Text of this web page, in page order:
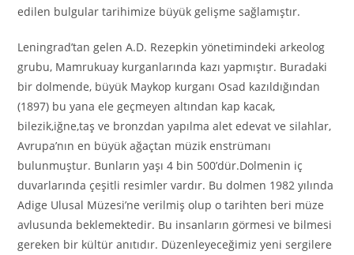
edilen bulgular tarihimize büyük gelişme sağlamıştır.
Leningrad’tan gelen A.D. Rezepkin yönetimindeki arkeolog
grubu, Mamrukuay kurganlarında kazı yapmıştır. Buradaki
bir dolmende, büyük Maykop kurganı Osad kazıldığından
(1897) bu yana ele geçmeyen altından kap kacak,
bilezik,iğne,taş ve bronzdan yapılma alet edevat ve silahlar,
Avrupa’nın en büyük ağaçtan müzik enstrümanı
bulunmuştur. Bunların yaşı 4 bin 500’dür.Dolmenin iç
duvarlarında çeşitli resimler vardır. Bu dolmen 1982 yılında
Adige Ulusal Müzesi’ne verilmiş olup o tarihten beri müze
avlusunda beklemektedir. Bu insanların görmesi ve bilmesi
gereken bir kültür anıtıdır. Düzenleyeceğimiz yeni sergilere